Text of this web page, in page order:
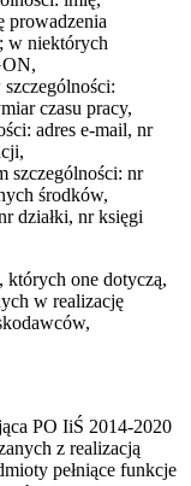
prowadzenia
w niektórych
czasu pracy,
adres e-mail, nr
szczególności: nr
środków,
działki, nr księgi
których one dotyczą,
w realizację
PO IiŚ 2014-2020
z realizacją
pełniące funkcje